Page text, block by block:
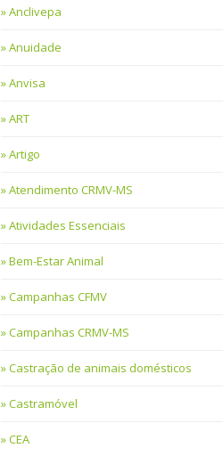
Anclivepa
Anuidade
Anvisa
ART
Artigo
Atendimento CRMV-MS
Atividades Essenciais
Bem-Estar Animal
Campanhas CFMV
Campanhas CRMV-MS
Castração de animais domésticos
Castramóvel
CEA